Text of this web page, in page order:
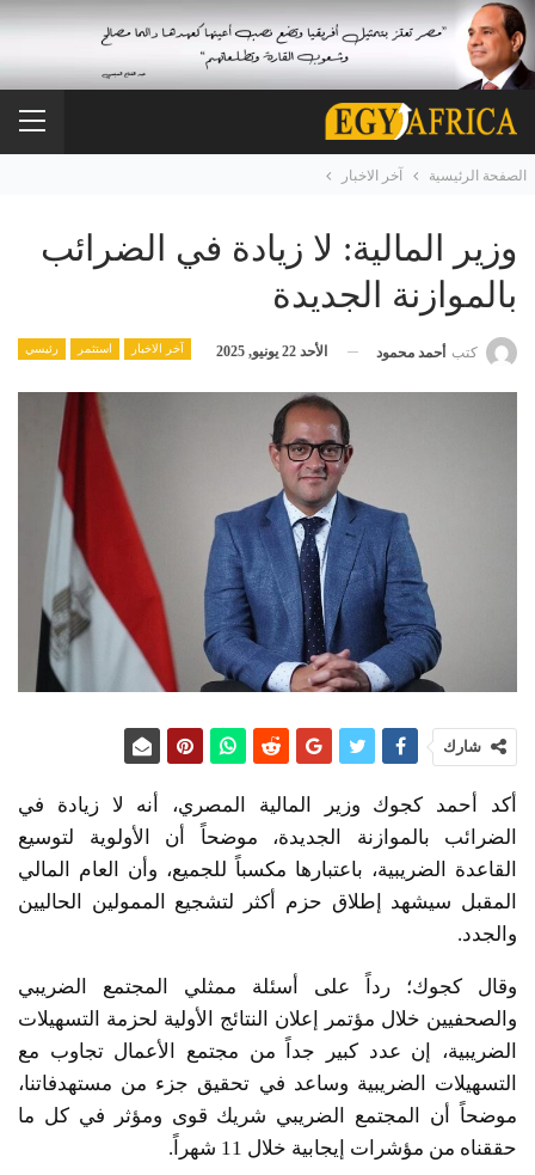
الصفحة الرئيسية آخر الاخبار
وزير المالية: لا زيادة في الضرائب
بالموازنة الجديدة
آخر الاخبار استثمر رئيسي كتب أحمد محمود الأحد 22 يونيو, 2025
شارك
أكد أحمد كجوك وزير المالية المصري، أنه لا زيادة في
الضرائب بالموازنة الجديدة، موضحاً أن الأولوية لتوسيع
القاعدة الضريبية، باعتبارها مكسباً للجميع، وأن العام المالي
المقبل سيشهد إطلاق حزم أكثر لتشجيع الممولين الحاليين
والجدد.
وقال كجوك؛ رداً على أسئلة ممثلي المجتمع الضريبي
والصحفيين خلال مؤتمر إعلان النتائج الأولية لحزمة التسهيلات
الضريبية، إن عدد كبير جداً من مجتمع الأعمال تجاوب مع
التسهيلات الضريبية وساعد في تحقيق جزء من مستهدفاتنا،
موضحاً أن المجتمع الضريبي شريك قوى ومؤثر في كل ما
حققناه من مؤشرات إيجابية خلال 11 شهراً.